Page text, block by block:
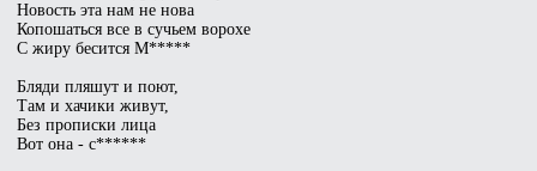
Новость эта нам не нова
Копошаться все в сучьем ворохе
С жиру бесится М*****
Бляди пляшут и поют,
Там и хачики живут,
Без прописки лица
Вот она - с******